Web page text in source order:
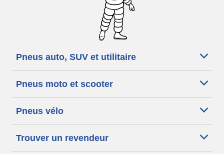
Pneus auto, SUV et utilitaire
Pneus moto et scooter
Pneus vélo
Trouver un revendeur